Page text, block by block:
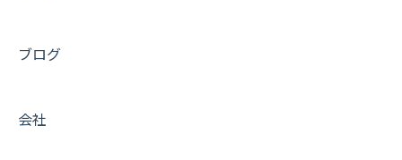
ブログ
会社